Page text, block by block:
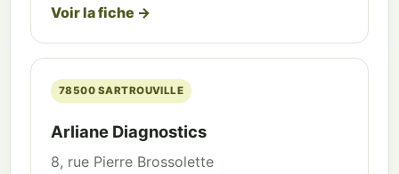
Voir la fiche →
78500 SARTROUVILLE
Arliane Diagnostics
8, rue Pierre Brossolette